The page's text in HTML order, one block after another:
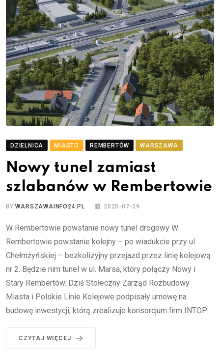
DZIELNICA MIASTO REMBERTÓW WARSZAWA
Nowy tunel zamiast
szlabanów w Rembertowie
BYWARSZAWAINFO24.PL 2025-07-29
W Rembertowie powstanie nowy tunel drogowy W
Rembertowie powstanie kolejny – po wiadukcie przy ul.
Chełmżyńskiej – bezkolizyjny przejazd przez linię kolejową
nr 2. Będzie nim tunel w ul. Marsa, który połączy Nowy i
Stary Rembertów. Dziś Stołeczny Zarząd Rozbudowy
Miasta i Polskie Linie Kolejowe podpisały umowę na
budowę inwestycji, którą zrealizuje konsorcjum firm INTOP
CZYTAJ WIĘCEJ